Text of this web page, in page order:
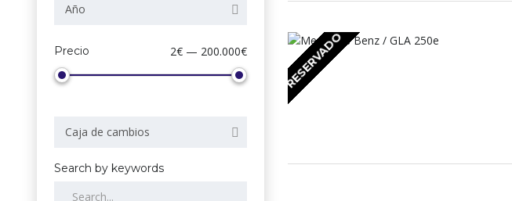
Año
Precio 2€ — 200.000€
Caja de cambios
Search by keywords
RESERVADO